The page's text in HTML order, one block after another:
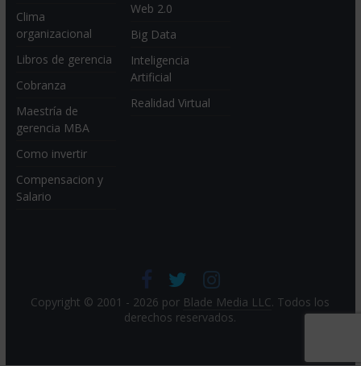
Clima
organizacional
Libros de gerencia
Cobranza
Maestría de
gerencia MBA
Como invertir
Compensacion y
Salario
Web 2.0
Big Data
Inteligencia
Artificial
Realidad Virtual
Copyright © 2001 - 2026 por Blade Media LLC. Todos los
derechos reservados.